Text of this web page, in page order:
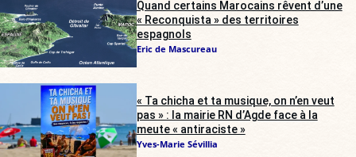
Quand certains Marocains rêvent d’une
« Reconquista » des territoires
espagnols
Eric de Mascureau
« Ta chicha et ta musique, on n’en veut
pas » : la mairie RN d’Agde face à la
meute « antiraciste »
Yves-Marie Sévillia